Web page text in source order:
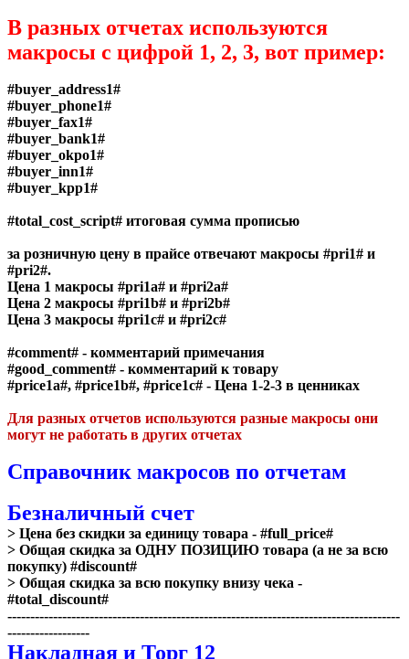
В разных отчетах используются
макросы с цифрой 1, 2, 3, вот пример:
#buyer_address1#
#buyer_phone1#
#buyer_fax1#
#buyer_bank1#
#buyer_okpo1#
#buyer_inn1#
#buyer_kpp1#
#total_cost_script# итоговая сумма прописью
за розничную цену в прайсе отвечают макросы #pri1# и
#pri2#.
Цена 1 макросы #pri1a# и #pri2a#
Цена 2 макросы #pri1b# и #pri2b#
Цена 3 макросы #pri1c# и #pri2c#
#comment# - комментарий примечания
#good_comment# - комментарий к товару
#price1a#, #price1b#, #price1c# - Цена 1-2-3 в ценниках
Для разных отчетов используются разные макросы они
могут не работать в других отчетах
Справочник макросов по отчетам
Безналичный счет
> Цена без скидки за единицу товара - #full_price#
> Общая скидка за ОДНУ ПОЗИЦИЮ товара (а не за всю
покупку) #discount#
> Общая скидка за всю покупку внизу чека -
#total_discount#
--------------------------------------------------------------------------------------
------------------
Накладная и Торг 12